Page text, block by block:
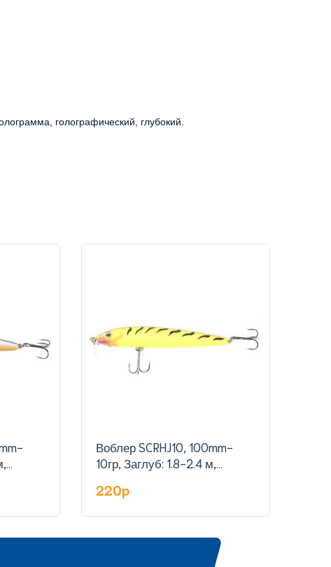
голографический, глубокий.
Воблер SCRHJ10, 100mm-
10гр, Заглуб: 1.8-2.4 м,
220p